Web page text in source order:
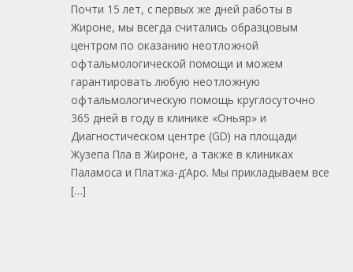
Почти 15 лет, с первых же дней работы в
Жироне, мы всегда считались образцовым
центром по оказанию неотложной
офтальмологической помощи и можем
гарантировать любую неотложную
офтальмологическую помощь круглосуточно
365 дней в году в клинике «Оньяр» и
Диагностическом центре (GD) на площади
Жузепа Пла в Жироне, а также в клиниках
Паламоса и Платжа-д’Аро. Мы прикладываем все
[…]